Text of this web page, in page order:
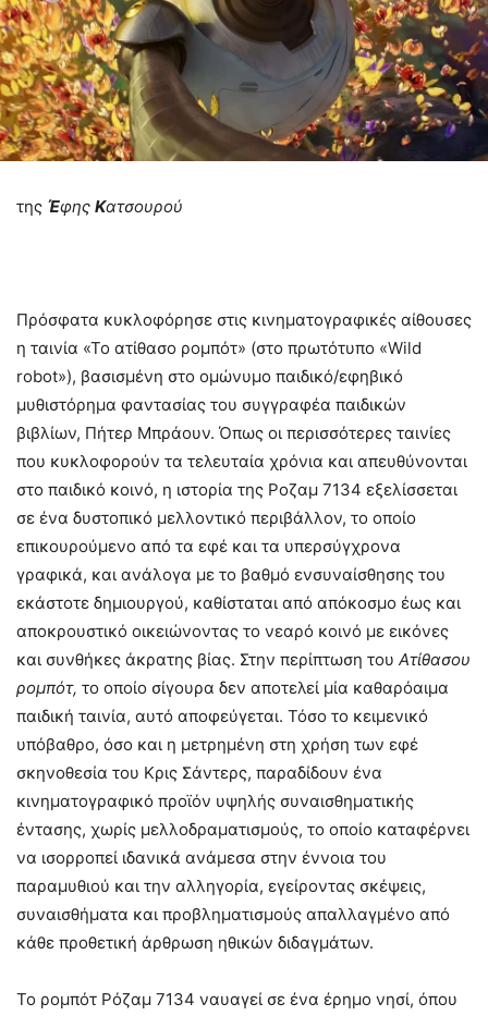
της Έφης Κατσουρού
Πρόσφατα κυκλοφόρησε στις κινηματογραφικές αίθουσες
η ταινία «Το ατίθασο ρομπότ» (στο πρωτότυπο «Wild
robot»), βασισμένη στο ομώνυμο παιδικό/εφηβικό
μυθιστόρημα φαντασίας του συγγραφέα παιδικών
βιβλίων, Πήτερ Μπράουν. Όπως οι περισσότερες ταινίες
που κυκλοφορούν τα τελευταία χρόνια και απευθύνονται
στο παιδικό κοινό, η ιστορία της Ροζαμ 7134 εξελίσσεται
σε ένα δυστοπικό μελλοντικό περιβάλλον, το οποίο
επικουρούμενο από τα εφέ και τα υπερσύγχρονα
γραφικά, και ανάλογα με το βαθμό ενσυναίσθησης του
εκάστοτε δημιουργού, καθίσταται από απόκοσμο έως και
αποκρουστικό οικειώνοντας το νεαρό κοινό με εικόνες
και συνθήκες άκρατης βίας. Στην περίπτωση του Ατίθασου
ρομπότ, το οποίο σίγουρα δεν αποτελεί μία καθαρόαιμα
παιδική ταινία, αυτό αποφεύγεται. Τόσο το κειμενικό
υπόβαθρο, όσο και η μετρημένη στη χρήση των εφέ
σκηνοθεσία του Κρις Σάντερς, παραδίδουν ένα
κινηματογραφικό προϊόν υψηλής συναισθηματικής
έντασης, χωρίς μελλοδραματισμούς, το οποίο καταφέρνει
να ισορροπεί ιδανικά ανάμεσα στην έννοια του
παραμυθιού και την αλληγορία, εγείροντας σκέψεις,
συναισθήματα και προβληματισμούς απαλλαγμένο από
κάθε προθετική άρθρωση ηθικών διδαγμάτων.
Το ρομπότ Ρόζαμ 7134 ναυαγεί σε ένα έρημο νησί, όπου